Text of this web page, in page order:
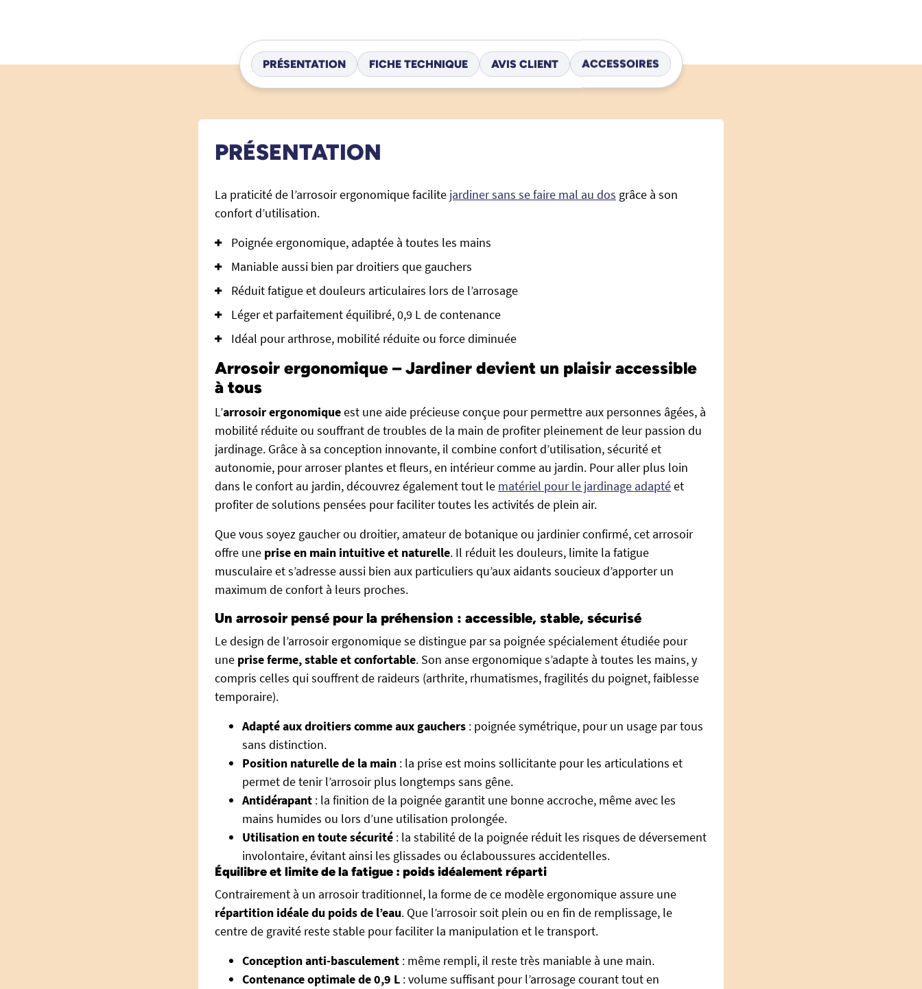
PRÉSENTATION FICHE TECHNIQUE AVIS CLIENT ACCESSOIRES
PRÉSENTATION
La praticité de l’arrosoir ergonomique facilite jardiner sans se faire mal au dos grâce à son
confort d’utilisation.
Poignée ergonomique, adaptée à toutes les mains
Maniable aussi bien par droitiers que gauchers
Réduit fatigue et douleurs articulaires lors de l’arrosage
Léger et parfaitement équilibré, 0,9 L de contenance
Idéal pour arthrose, mobilité réduite ou force diminuée
Arrosoir ergonomique – Jardiner devient un plaisir accessible
à tous
L’arrosoir ergonomiqueest une aide précieuse conçue pour permettre aux personnes âgées, à
mobilité réduite ou souffrant de troubles de la main de profiter pleinement de leur passion du
jardinage. Grâce à sa conception innovante, il combine confort d’utilisation, sécurité et
autonomie, pour arroser plantes et fleurs, en intérieur comme au jardin. Pour aller plus loin
dans le confort au jardin, découvrez également tout le matériel pour le jardinage adaptéet
profiter de solutions pensées pour faciliter toutes les activités de plein air.
Que vous soyez gaucher ou droitier, amateur de botanique ou jardinier confirmé, cet arrosoir
offre une prise en main intuitive et naturelle. Il réduit les douleurs, limite la fatigue
musculaire et s’adresse aussi bien aux particuliers qu’aux aidants soucieux d’apporter un
maximum de confort à leurs proches.
Un arrosoir pensé pour la préhension : accessible, stable, sécurisé
Le design de l’arrosoir ergonomique se distingue par sa poignée spécialement étudiée pour
une prise ferme, stable et confortable. Son anse ergonomique s’adapte à toutes les mains, y
compris celles qui souffrent de raideurs (arthrite, rhumatismes, fragilités du poignet, faiblesse
temporaire).
Adapté aux droitiers comme aux gauchers : poignée symétrique, pour un usage par tous
sans distinction.
Position naturelle de la main : la prise est moins sollicitante pour les articulations et
permet de tenir l’arrosoir plus longtemps sans gêne.
Antidérapant : la finition de la poignée garantit une bonne accroche, même avec les
mains humides ou lors d’une utilisation prolongée.
Utilisation en toute sécurité : la stabilité de la poignée réduit les risques de déversement
involontaire, évitant ainsi les glissades ou éclaboussures accidentelles.
Équilibre et limite de la fatigue : poids idéalement réparti
Contrairement à un arrosoir traditionnel, la forme de ce modèle ergonomique assure une
répartition idéale du poids de l’eau. Que l’arrosoir soit plein ou en fin de remplissage, le
centre de gravité reste stable pour faciliter la manipulation et le transport.
Conception anti-basculement : même rempli, il reste très maniable à une main.
Contenance optimale de 0,9 L : volume suffisant pour l’arrosage courant tout en